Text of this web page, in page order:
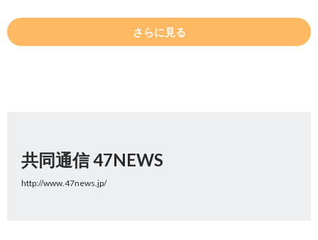
さらに見る
共同通信 47NEWS
http://www.47news.jp/